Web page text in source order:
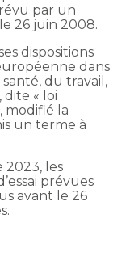
par un
26 juin 2008.
dispositions
dans
santé, du travail,
« loi
modifié la
un terme à
2023, les
prévues
avant le 26